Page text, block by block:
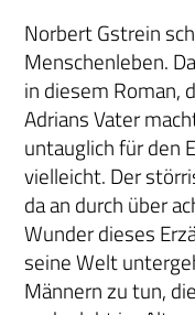
Norbert Gstrein
Menschenleben.
in diesem Roman,
Adrians Vater
untauglich für den
vielleicht. Der
da an durch über
Wunder dieses
seine Welt
Männern zu tun,